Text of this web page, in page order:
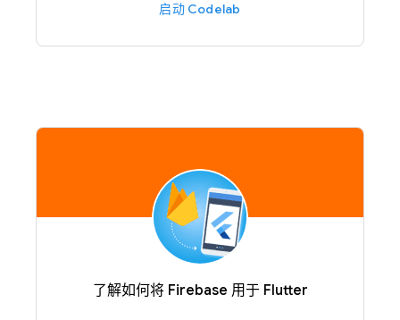
启动 Codelab
了解如何将 Firebase 用于 Flutter